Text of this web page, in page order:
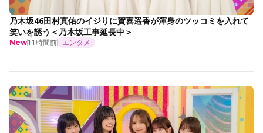
乃木坂46田村真佑のイジりに賀喜遥香が渾身のツッコミを入れて
笑いを誘う＜乃木坂工事延長中＞
New11時間前 エンタメ